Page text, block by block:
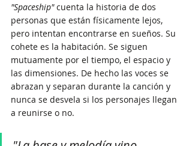
"Spaceship" cuenta la historia de dos
personas que están físicamente lejos,
pero intentan encontrarse en sueños. Su
cohete es la habitación. Se siguen
mutuamente por el tiempo, el espacio y
las dimensiones. De hecho las voces se
abrazan y separan durante la canción y
nunca se desvela si los personajes llegan
a reunirse o no.